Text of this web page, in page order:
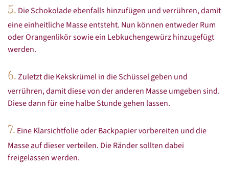
5. Die Schokolade ebenfalls hinzufügen und verrühren, damit
eine einheitliche Masse entsteht. Nun können entweder Rum
oder Orangenlikör sowie ein Lebkuchengewürz hinzugefügt
werden.
6.Zuletzt die Kekskrümel in die Schüssel geben und
verrühren, damit diese von der anderen Masse umgeben sind.
Diese dann für eine halbe Stunde gehen lassen.
7. Eine Klarsichtfolie oder Backpapier vorbereiten und die
Masse auf dieser verteilen. Die Ränder sollten dabei
freigelassen werden.